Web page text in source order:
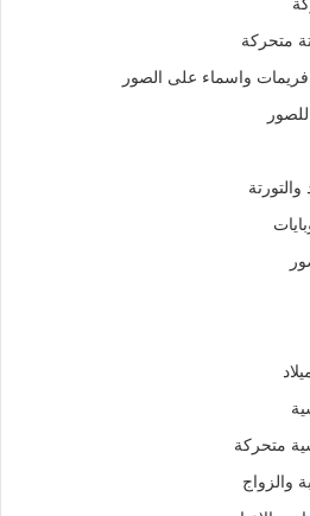
متحركة
واسماء على الصور
متحركة
والزواج